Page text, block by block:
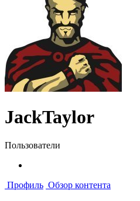
JackTaylor
Пользователи
Профиль Обзор контента